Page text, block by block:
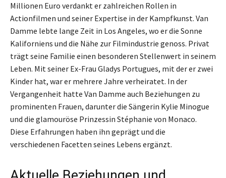
Millionen Euro verdankt er zahlreichen Rollen in
Actionfilmen und seiner Expertise in der Kampfkunst. Van
Damme lebte lange Zeit in Los Angeles, wo er die Sonne
Kaliforniens und die Nähe zur Filmindustrie genoss. Privat
trägt seine Familie einen besonderen Stellenwert in seinem
Leben. Mit seiner Ex-Frau Gladys Portugues, mit der er zwei
Kinder hat, war er mehrere Jahre verheiratet. In der
Vergangenheit hatte Van Damme auch Beziehungen zu
prominenten Frauen, darunter die Sängerin Kylie Minogue
und die glamouröse Prinzessin Stéphanie von Monaco.
Diese Erfahrungen haben ihn geprägt und die
verschiedenen Facetten seines Lebens ergänzt.